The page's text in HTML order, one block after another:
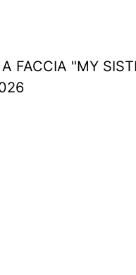
FACCIA "MY